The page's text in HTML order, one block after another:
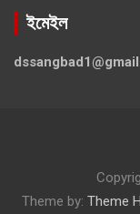
ইমেইল
Theme by: Theme